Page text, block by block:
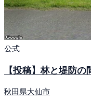
公式
【投稿】林と堤防の
秋田県大仙市